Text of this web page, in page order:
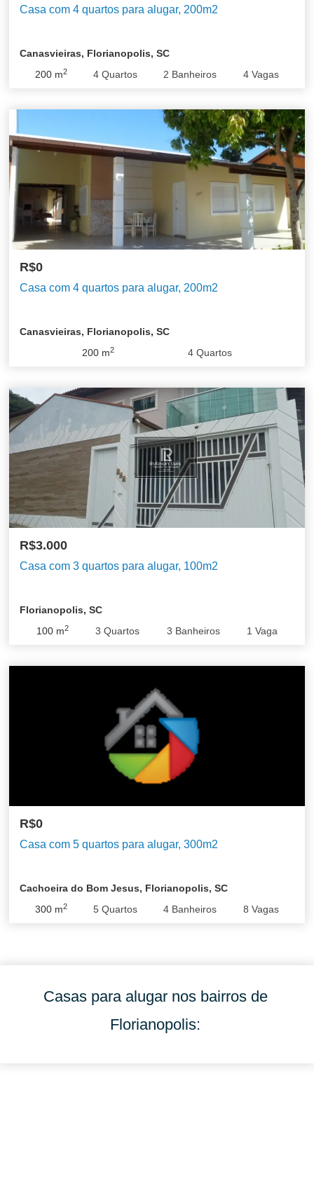
Casa com 4 quartos para alugar, 200m2
Canasvieiras, Florianopolis, SC
200 m2 4 Quartos 2 Banheiros 4Vagas
R$0
Casa com 4 quartos para alugar, 200m2
Canasvieiras, Florianopolis, SC
200 m2 4Quartos
R$3.000
Casa com 3 quartos para alugar, 100m2
Florianopolis, SC
100m2 3 Quartos 3 Banheiros 1 Vaga
R$0
Casa com 5 quartos para alugar, 300m2
Cachoeira do Bom Jesus, Florianopolis, SC
300 m2 5 Quartos 4 Banheiros 8 Vagas
Casas para alugar nos bairros de
Florianopolis: